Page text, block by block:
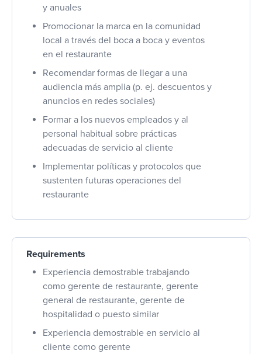
y anuales
Promocionar la marca en la comunidad
local a través del boca a boca y eventos
en el restaurante
Recomendar formas de llegar a una
audiencia más amplia (p. ej. descuentos y
anuncios en redes sociales)
Formar a los nuevos empleados y al
personal habitual sobre prácticas
adecuadas de servicio al cliente
Implementar políticas y protocolos que
sustenten futuras operaciones del
restaurante
Requirements
Experiencia demostrable trabajando
como gerente de restaurante, gerente
general de restaurante, gerente de
hospitalidad o puesto similar
Experiencia demostrable en servicio al
cliente como gerente